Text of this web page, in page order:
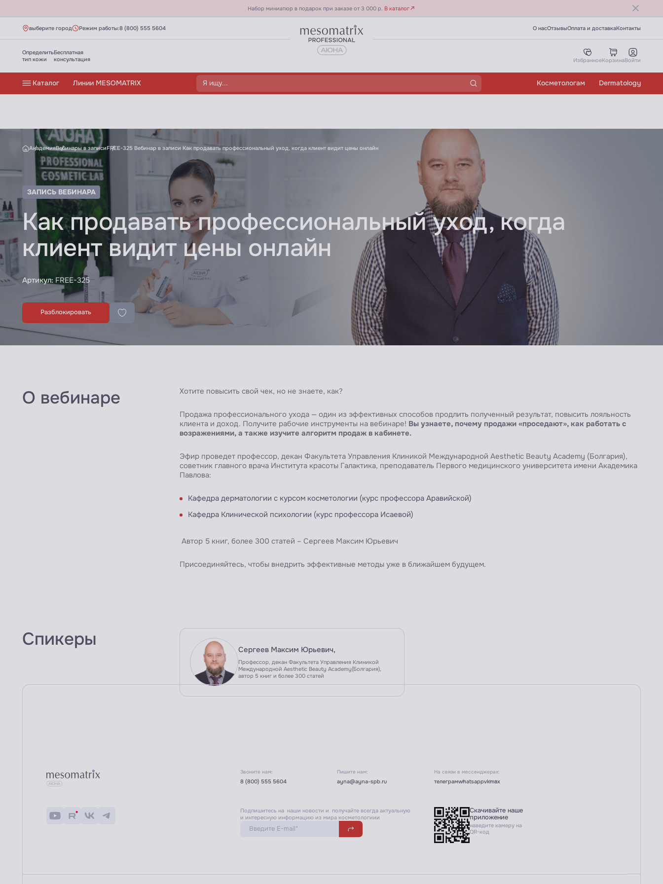
Набор миниатюр в подарок при заказе от 3 000 р. В каталог
выберите город Режим работы:8 (800) 555 5604 О насОтзывыОплата и доставкаКонтакты
Определить
тип кожи
Бесплатная
консультация
ИзбранноеКорзинаВойти
Каталог Линии MESOMATRIX Косметологам Dermatology
Как продавать профессиональный уход, когда клиент видит цены онлайн Вебинар в записи
АкадемияВебинары в записиFREE-325 Вебинар в записи Как продавать профессиональный уход, когда клиент видит цены онлайн
ЗАПИСЬ ВЕБИНАРА
Как продавать профессиональный уход, когда
клиент видит цены онлайн
Артикул: FREE-325
Разблокировать
О вебинаре Хотите повысить свой чек, но не знаете, как?
Продажа профессионального ухода — один из эффективных способов продлить полученный результат, повысить лояльность
клиента и доход. Получите рабочие инструменты на вебинаре! Вы узнаете, почему продажи «проседают», как работать с
возражениями, а также изучите алгоритм продаж в кабинете.
Эфир проведет профессор, декан Факультета Управления Клиникой Международной Aesthetic Beauty Academy (Болгария),
советник главного врача Института красоты Галактика, преподаватель Первого медицинского университета имени Академика
Павлова:
Кафедра дерматологии с курсом косметологии (курс профессора Аравийской)
Кафедра Клинической психологии (курс профессора Исаевой)
Автор 5 книг, более 300 статей – Сергеев Максим Юрьевич
Присоединяйтесь, чтобы внедрить эффективные методы уже в ближайшем будущем.
Спикеры Сергеев Максим Юрьевич,
Профессор, декан Факультета Управления Клиникой
Международной Aesthetic Beauty Academy(Болгария),
автор 5 книг и более 300 статей
Звоните нам:
8 (800) 555 5604
Пишите нам:
ayna@ayna-spb.ru
На связи в мессенджерах:
телеграмwhatsappvkmax
Подпишитесь на наши новости и получайте всегда актуальную
и интересную информацию из мира косметологиии
Скачивайте наше
приложение
наведите камеру на
QR-код